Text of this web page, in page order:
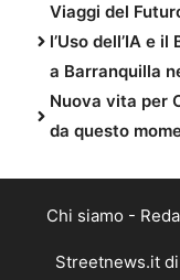
Viaggi del
l’Uso dell’IA e
a Barranquilla
Nuova vita per
da questo
Chi siamo -
Streetnews.it di